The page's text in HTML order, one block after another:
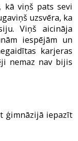
kā viņš pats sevi
uzsvēra, ka
Viņš aicināja
iespējām un
karjeras
nemaz nav bijis
ģimnāzijā iepazīt